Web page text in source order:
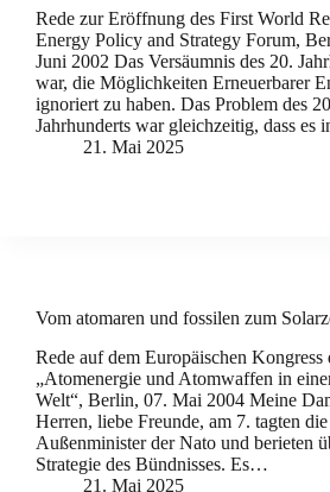
Rede zur Eröffnung des First World
Energy Policy and Strategy Forum,
Juni 2002 Das Versäumnis des 20.
war, die Möglichkeiten Erneuerbarer
ignoriert zu haben. Das Problem des
Jahrhunderts war gleichzeitig, dass es
21. Mai 2025
Vom atomaren und fossilen zum
Rede auf dem Europäischen
„Atomenergie und Atomwaffen in
Welt“, Berlin, 07. Mai 2004 Meine
Herren, liebe Freunde, am 7. tagten die
Außenminister der Nato und berieten
Strategie des Bündnisses. Es…
21. Mai 2025